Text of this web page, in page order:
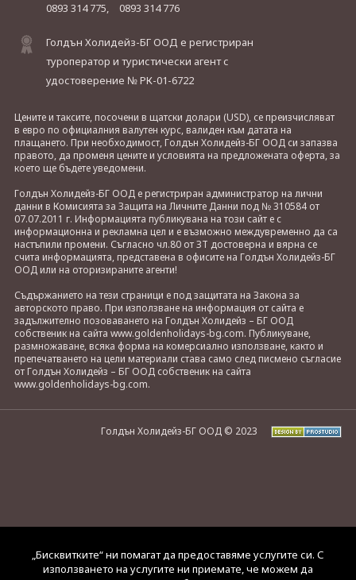
0893 314 775,
0893 314 776
Голдън Холидейз-БГ ООД е регистриран
туроператор и туристически агент с
удостоверение № РК-01-6722
Цените и таксите, посочени в щатски долари (USD), се преизчисляват
в евро по официалния валутен курс, валиден към датата на
плащането. При необходимост, Голдън Холидейз-БГ ООД си запазва
правото, да променя цените и условията на предложената оферта, за
което ще бъдете уведомени.
Голдън Холидейз-БГ ООД е регистриран администратор на лични
данни в Комисията за Защита на Личните Данни под № 310584 от
07.07.2011 г. Информацията публикувана на този сайт е с
информационна и рекламна цел и е възможно междувременно да са
настъпили промени. Съгласно чл.80 от ЗТ достоверна и вярна се
счита информацията, представена в офисите на Голдън Холидейз-БГ
ООД или на оторизираните агенти!
Съдържанието на тези страници е под защитата на Закона за
авторското право. При използване на информация от сайта е
задължително позоваването на Голдън Холидейз – БГ ООД
собственик на сайта www.goldenholidays-bg.com. Публикуване,
размножаване, всяка форма на комерсиално използване, както и
препечатването на цели материали става само след писмено съгласие
от Голдън Холидейз – БГ ООД собственик на сайта
www.goldenholidays-bg.com.
Голдън Холидейз-БГ ООД © 2023
„Бисквитките“ ни помагат да предоставяме услугите си. С
използването на услугите ни приемате, че можем да